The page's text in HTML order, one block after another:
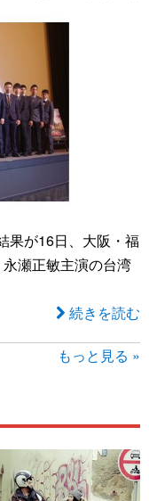
果が16日、大阪・福
瀬正敏主演の台湾
続きを読む
もっと見る »